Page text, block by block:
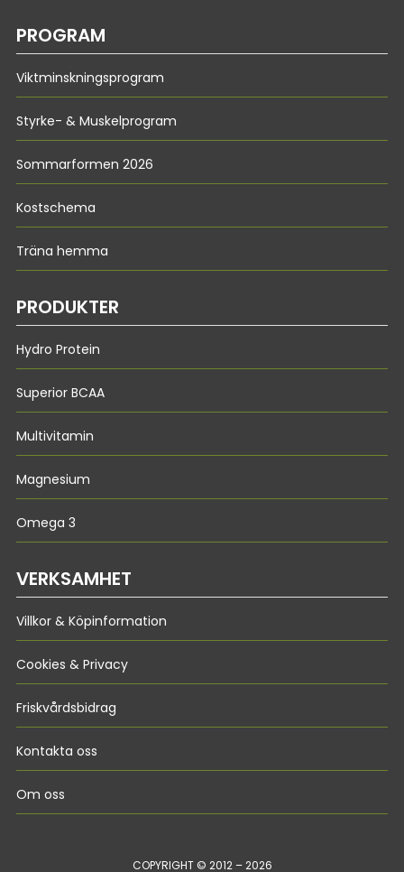
PROGRAM
Viktminskningsprogram
Styrke- & Muskelprogram
Sommarformen 2026
Kostschema
Träna hemma
PRODUKTER
Hydro Protein
Superior BCAA
Multivitamin
Magnesium
Omega 3
VERKSAMHET
Villkor & Köpinformation
Cookies & Privacy
Friskvårdsbidrag
Kontakta oss
Om oss
COPYRIGHT © 2012 – 2026